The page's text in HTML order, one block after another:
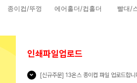
종이컵/뚜껑 에어홀더/컵홀더 빨대/
인쇄파일업로드
[신규주문] 13온스 종이컵 파일 업로드합니